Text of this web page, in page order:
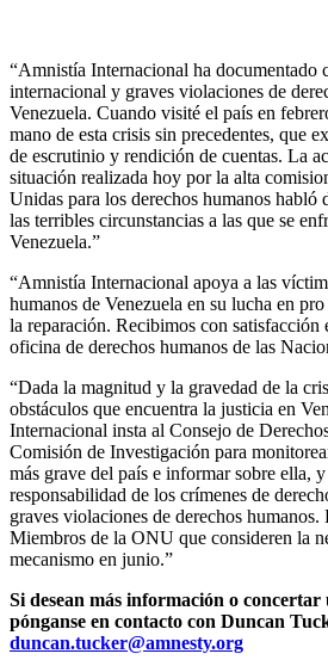
“Amnistía Internacional ha documentado
internacional y graves violaciones de
Venezuela. Cuando visité el país en
mano de esta crisis sin precedentes, que
de escrutinio y rendición de cuentas. La
situación realizada hoy por la alta
Unidas para los derechos humanos habló
las terribles circunstancias a las que se
Venezuela.”
“Amnistía Internacional apoya a las
humanos de Venezuela en su lucha en
la reparación. Recibimos con satisfacción
oficina de derechos humanos de las
“Dada la magnitud y la gravedad de la
obstáculos que encuentra la justicia en
Internacional insta al Consejo de
Comisión de Investigación para
más grave del país e informar sobre ella,
responsabilidad de los crímenes de
graves violaciones de derechos humanos.
Miembros de la ONU que consideren la
mecanismo en junio.”
Si desean más información o concertar
pónganse en contacto con Duncan
duncan.tucker@amnesty.org